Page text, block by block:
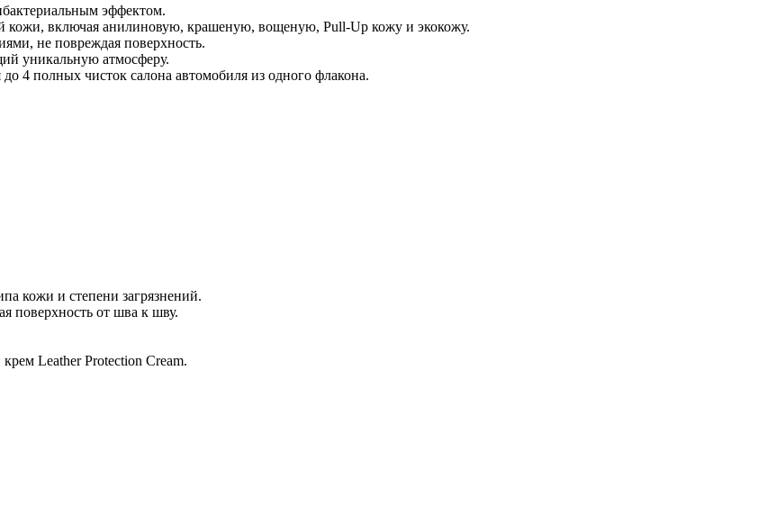
эффектом.
кожи, включая анилиновую, крашеную, вощеную, Pull-Up кожу и экокожу.
не повреждая поверхность.
уникальную атмосферу.
4 полных чисток салона автомобиля из одного флакона.
кожи и степени загрязнений.
поверхность от шва к шву.
Leather Protection Cream.